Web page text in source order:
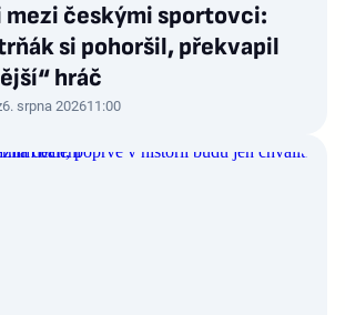
mezi českými sportovci:
si pohoršil, překvapil
hráč
6. srpna 202611:00